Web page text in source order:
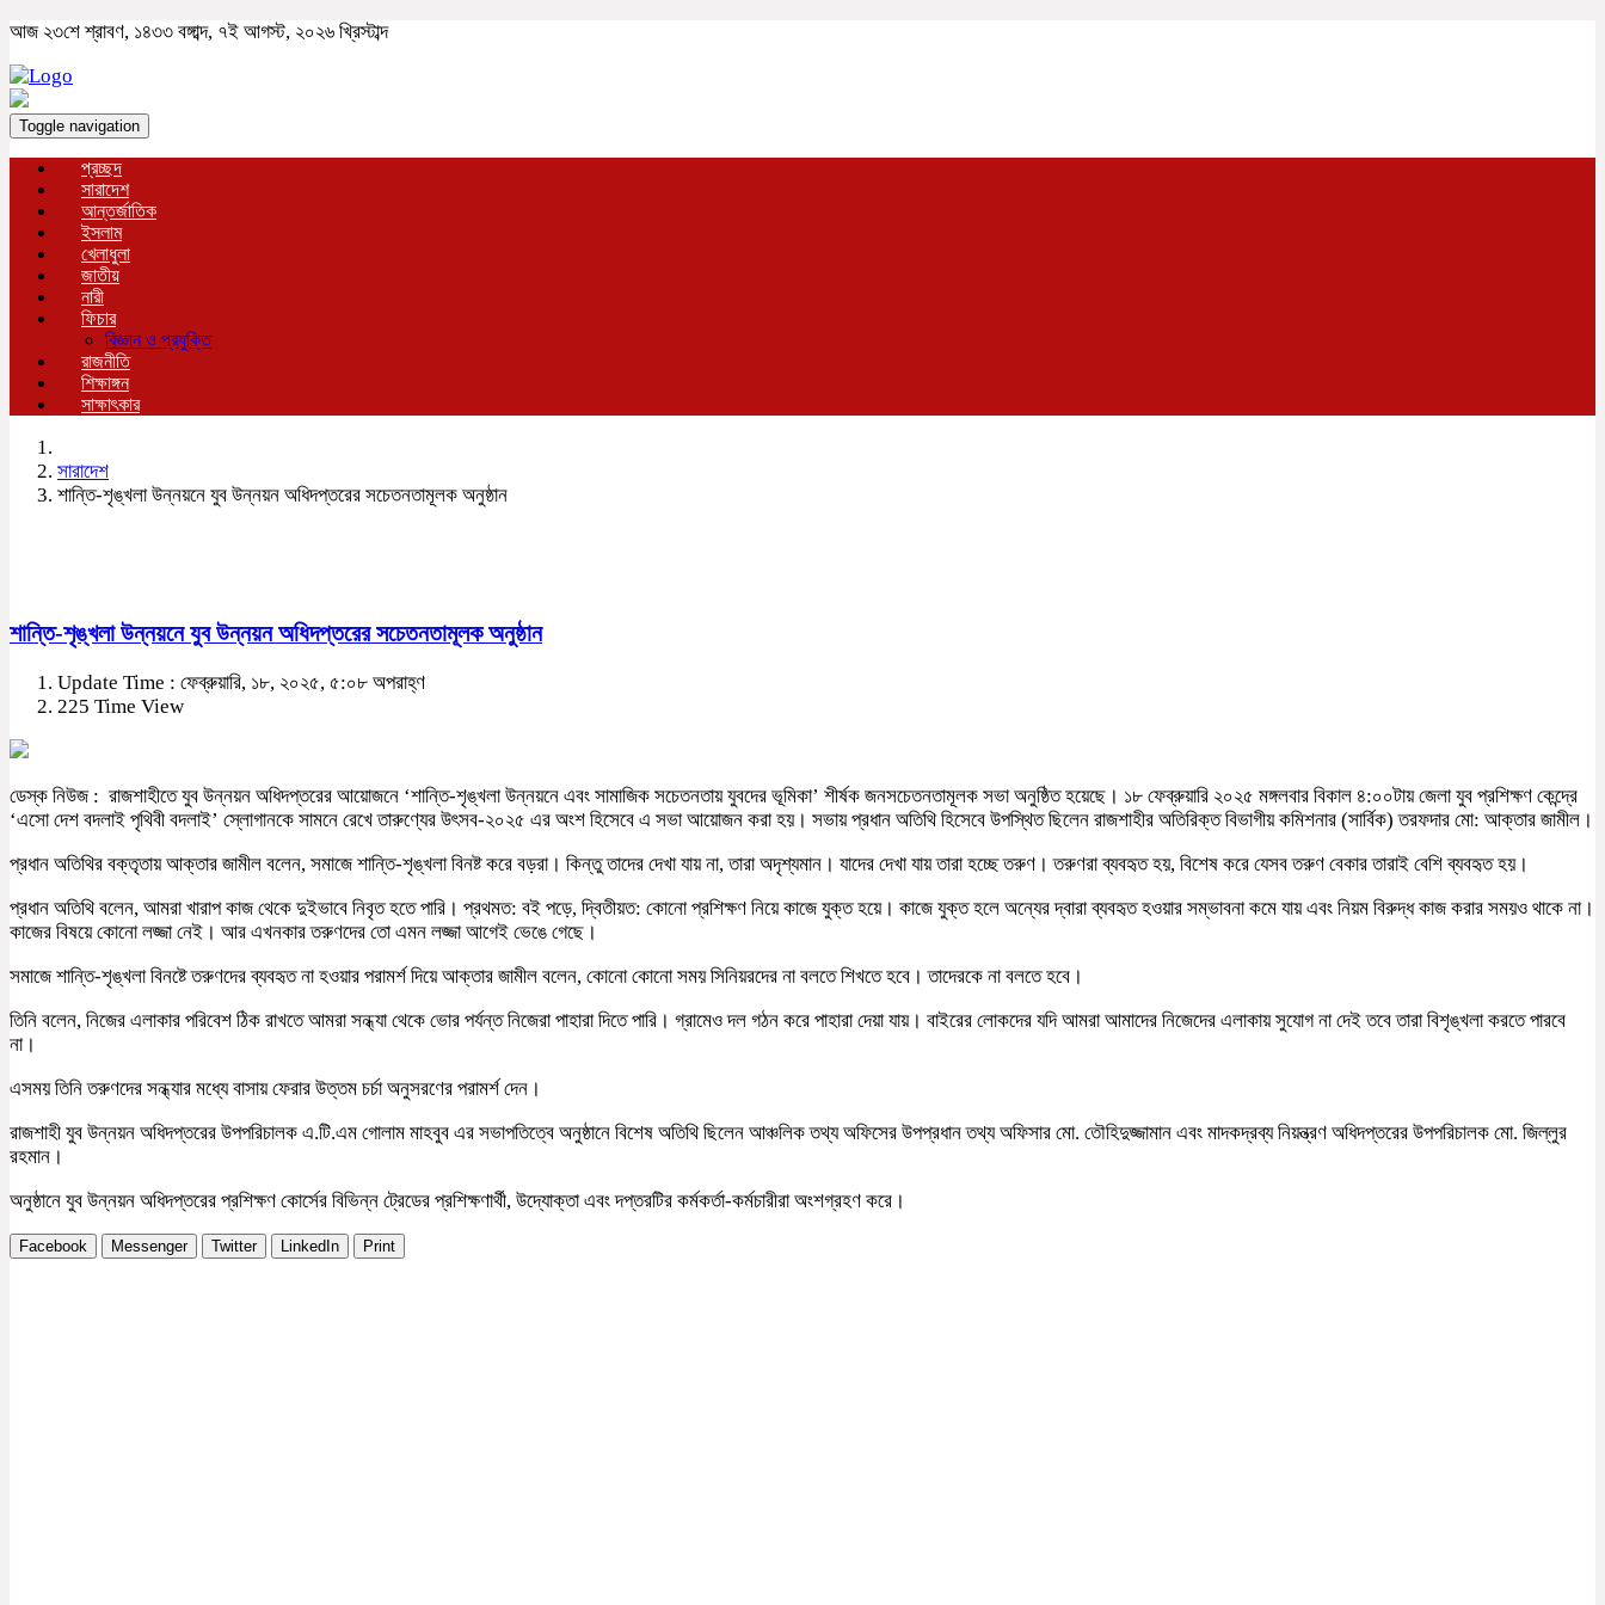
আজ ২৩শে শ্রাবণ, ১৪৩৩ বঙ্গাব্দ, ৭ই আগস্ট, ২০২৬ খ্রিস্টাব্দ
Toggle navigation
প্রচ্ছদ
সারাদেশ
আন্তর্জাতিক
ইসলাম
খেলাধুলা
জাতীয়
নারী
ফিচার
বিজ্ঞান ও প্রযুক্তি
রাজনীতি
শিক্ষাঙ্গন
সাক্ষাৎকার
সারাদেশ
শান্তি-শৃঙ্খলা উন্নয়নে যুব উন্নয়ন অধিদপ্তরের সচেতনতামূলক অনুষ্ঠান
শান্তি-শৃঙ্খলা উন্নয়নে যুব উন্নয়ন অধিদপ্তরের সচেতনতামূলক অনুষ্ঠান
Update Time : ফেব্রুয়ারি, ১৮, ২০২৫, ৫:০৮ অপরাহ্ণ
225 Time View
ডেস্ক নিউজ : রাজশাহীতে যুব উন্নয়ন অধিদপ্তরের আয়োজনে ‘শান্তি-শৃঙ্খলা উন্নয়নে এবং সামাজিক সচেতনতায় যুবদের ভূমিকা’ শীর্ষক জনসচেতনতামূলক সভা অনুষ্ঠিত হয়েছে। ১৮ ফেব্রুয়ারি ২০২৫ মঙ্গলবার বিকাল ৪:০০টায় জেলা যুব প্রশিক্ষণ কেন্দ্রে
‘এসো দেশ বদলাই পৃথিবী বদলাই’ স্লোগানকে সামনে রেখে তারুণ্যের উৎসব-২০২৫ এর অংশ হিসেবে এ সভা আয়োজন করা হয়। সভায় প্রধান অতিথি হিসেবে উপস্থিত ছিলেন রাজশাহীর অতিরিক্ত বিভাগীয় কমিশনার (সার্বিক) তরফদার মো: আক্তার জামীল।
প্রধান অতিথির বক্তৃতায় আক্তার জামীল বলেন, সমাজে শান্তি-শৃঙ্খলা বিনষ্ট করে বড়রা। কিন্তু তাদের দেখা যায় না, তারা অদৃশ্যমান। যাদের দেখা যায় তারা হচ্ছে তরুণ। তরুণরা ব্যবহৃত হয়, বিশেষ করে যেসব তরুণ বেকার তারাই বেশি ব্যবহৃত হয়।
প্রধান অতিথি বলেন, আমরা খারাপ কাজ থেকে দুইভাবে নিবৃত হতে পারি। প্রথমত: বই পড়ে, দ্বিতীয়ত: কোনো প্রশিক্ষণ নিয়ে কাজে যুক্ত হয়ে। কাজে যুক্ত হলে অন্যের দ্বারা ব্যবহৃত হওয়ার সম্ভাবনা কমে যায় এবং নিয়ম বিরুদ্ধ কাজ করার সময়ও থাকে না।
কাজের বিষয়ে কোনো লজ্জা নেই। আর এখনকার তরুণদের তো এমন লজ্জা আগেই ভেঙে গেছে।
সমাজে শান্তি-শৃঙ্খলা বিনষ্টে তরুণদের ব্যবহৃত না হওয়ার পরামর্শ দিয়ে আক্তার জামীল বলেন, কোনো কোনো সময় সিনিয়রদের না বলতে শিখতে হবে। তাদেরকে না বলতে হবে।
তিনি বলেন, নিজের এলাকার পরিবেশ ঠিক রাখতে আমরা সন্ধ্যা থেকে ভোর পর্যন্ত নিজেরা পাহারা দিতে পারি। গ্রামেও দল গঠন করে পাহারা দেয়া যায়। বাইরের লোকদের যদি আমরা আমাদের নিজেদের এলাকায় সুযোগ না দেই তবে তারা বিশৃঙ্খলা করতে পারবে
না।
এসময় তিনি তরুণদের সন্ধ্যার মধ্যে বাসায় ফেরার উত্তম চর্চা অনুসরণের পরামর্শ দেন।
রাজশাহী যুব উন্নয়ন অধিদপ্তরের উপপরিচালক এ.টি.এম গোলাম মাহবুব এর সভাপতিত্বে অনুষ্ঠানে বিশেষ অতিথি ছিলেন আঞ্চলিক তথ্য অফিসের উপপ্রধান তথ্য অফিসার মো. তৌহিদুজ্জামান এবং মাদকদ্রব্য নিয়ন্ত্রণ অধিদপ্তরের উপপরিচালক মো. জিল্লুর
রহমান।
অনুষ্ঠানে যুব উন্নয়ন অধিদপ্তরের প্রশিক্ষণ কোর্সের বিভিন্ন ট্রেডের প্রশিক্ষণার্থী, উদ্যোক্তা এবং দপ্তরটির কর্মকর্তা-কর্মচারীরা অংশগ্রহণ করে।
Facebook Messenger Twitter LinkedIn Print